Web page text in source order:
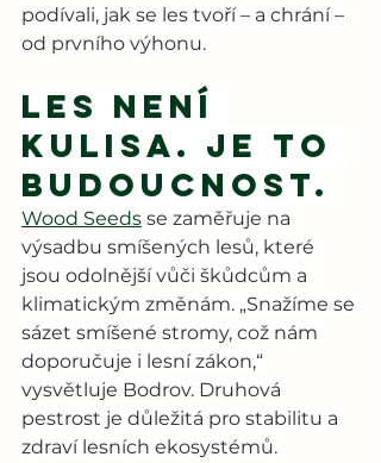
podívali, jak se les tvoří – a chrání –
od prvního výhonu.
Les není
kulisa. Je to
budoucnost.
Wood Seeds se zaměřuje na
výsadbu smíšených lesů, které
jsou odolnější vůči škůdcům a
klimatickým změnám. „Snažíme se
sázet smíšené stromy, což nám
doporučuje i lesní zákon,“
vysvětluje Bodrov. Druhová
pestrost je důležitá pro stabilitu a
zdraví lesních ekosystémů.